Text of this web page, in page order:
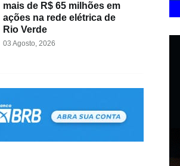
mais de R$ 65 milhões em
ações na rede elétrica de
Rio Verde
03 Agosto, 2026